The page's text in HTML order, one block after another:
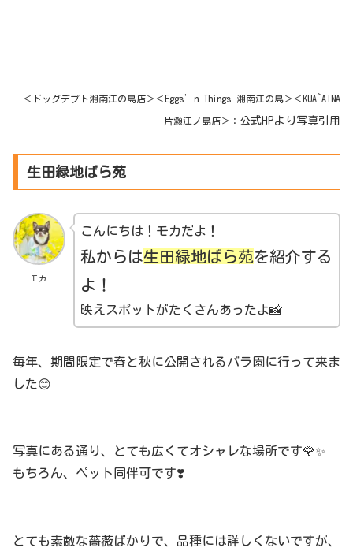
＜ドッグデプト湘南江の島店＞ ＜ Eggs’n Things 湘南江の島＞ ＜KUA`AINA
片瀬江ノ島店＞： 公式HPより写真引用
生田緑地ばら苑
モカ
こんにちは！モカだよ！
私からは生田緑地ばら苑を紹介する
よ！
映えスポットがたくさんあったよ📸
毎年、期間限定で春と秋に公開されるバラ園に行って来ま
した😊
写真にある通り、とても広くてオシャレな場所です🌹✨
もちろん、ペット同伴可です❣️
とても素敵な薔薇ばかりで、品種には詳しくないですが、